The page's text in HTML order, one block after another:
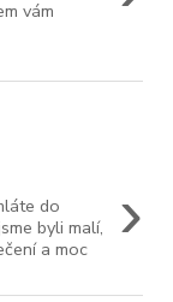
vám
›
do
byli malí,
a moc